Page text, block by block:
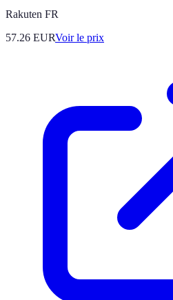
Rakuten FR
57.26 EURVoir le prix